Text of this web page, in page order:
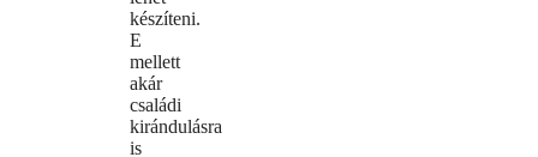
készíteni.
E
mellett
akár
családi
kirándulásra
is